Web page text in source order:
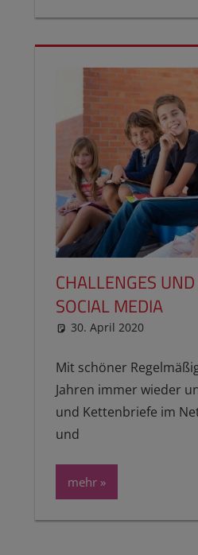
CHALLENGES
SOCIAL MEDIA
30. April 2020
Mit schöner
Jahren immer wieder
und Kettenbriefe im
und
mehr